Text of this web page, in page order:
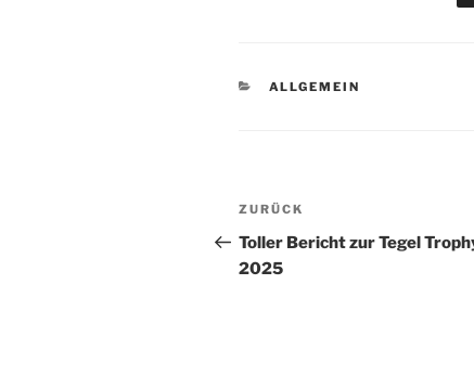
KATEGORIEN
ALLGEMEIN
Beitragsnavigation
Vorheriger
Beitrag
ZURÜCK
Toller Bericht zur Tegel
2025